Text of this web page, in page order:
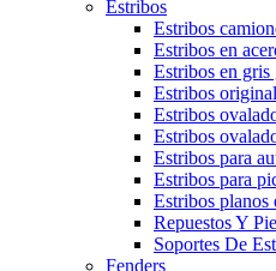
Estribos
Estribos
Estribos en
Estribos en gris
Estribos
Estribos
Estribos
Estribos para
Estribos para
Estribos planos
Repuestos Y
Soportes De
Fenders